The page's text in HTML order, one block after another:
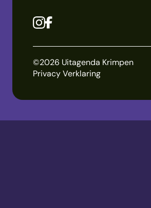
©2026 Uitagenda Krimpen
Privacy Verklaring